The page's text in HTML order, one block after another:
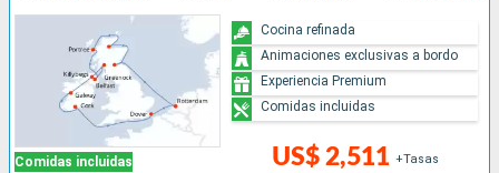
Comidas incluidas US$ 2,511 +Tasas
Cocina refinada
Animaciones exclusivas a bordo
Experiencia Premium
Comidas incluidas